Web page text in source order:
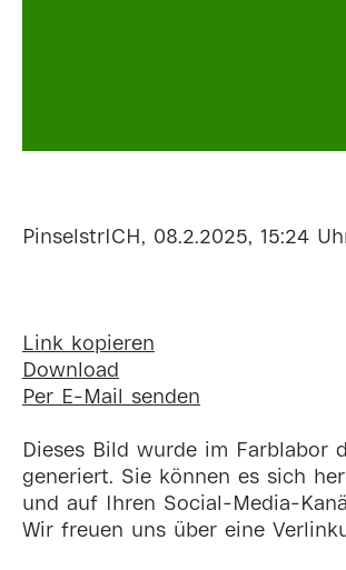
PinselstrICH, 08.2.2025, 15:24
Link kopieren
Download
Per E-Mail senden
Dieses Bild wurde im Farblabor
generiert. Sie können es sich
und auf Ihren Social-Media-
Wir freuen uns über eine